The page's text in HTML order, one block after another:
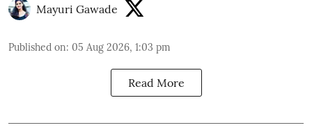
Mayuri Gawade
Published on: 05 Aug 2026, 1:03 pm
Read More